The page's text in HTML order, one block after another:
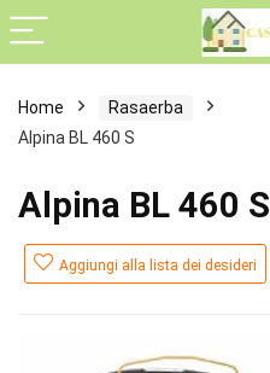
Home
Rasaerba
Alpina BL 460 S
Alpina BL 460 S
Aggiungi alla lista dei desideri